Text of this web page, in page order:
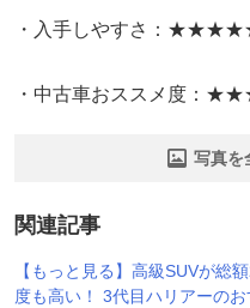
・入手しやすさ：
・中古車おススメ度：
写真を
関連記事
【もっと見る】高級SUVが総
度も高い！ 3代目ハリアーの